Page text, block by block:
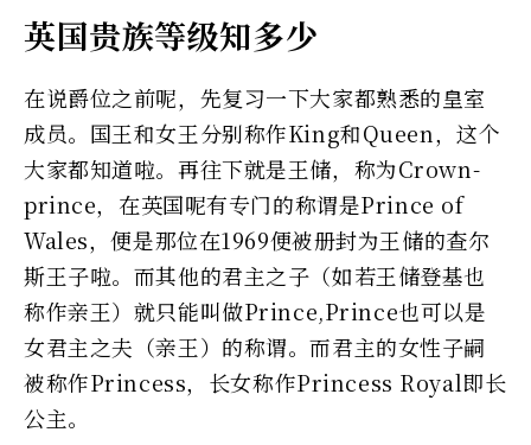
英国贵族等级知多少
在说爵位之前呢，先复习一下大家都熟悉的皇室
成员。国王和女王分别称作King和Queen，这个
大家都知道啦。再往下就是王储，称为Crown-
prince，在英国呢有专门的称谓是Prince of
Wales，便是那位在1969便被册封为王储的查尔
斯王子啦。而其他的君主之子（如若王储登基也
称作亲王）就只能叫做Prince,Prince也可以是
女君主之夫（亲王）的称谓。而君主的女性子嗣
被称作Princess，长女称作Princess Royal即长
公主。